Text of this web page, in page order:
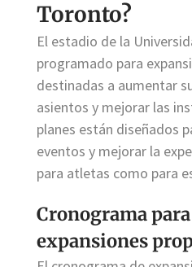
Toronto?
El estadio de la
programado para
destinadas a aumentar
asientos y mejorar las
planes están diseñados
eventos y mejorar la
para atletas como para
Cronograma
expansiones